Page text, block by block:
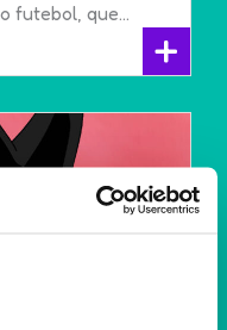
futebol, que...
+